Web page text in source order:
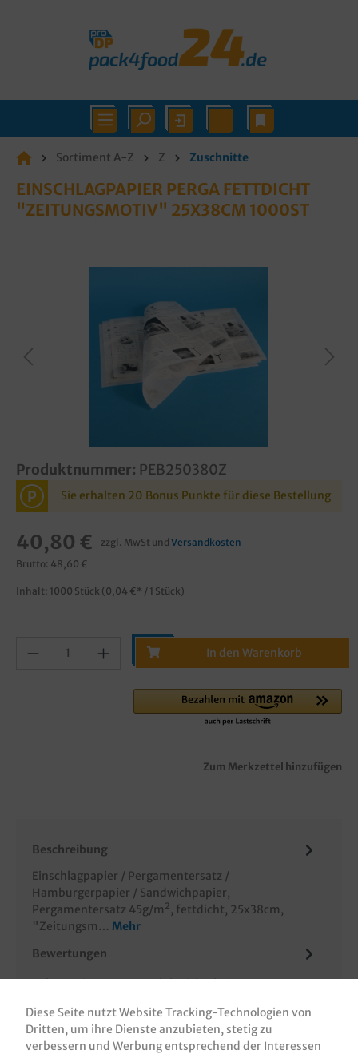
Sortiment A-Z Z Zuschnitte
EINSCHLAGPAPIER PERGA FETTDICHT
"ZEITUNGSMOTIV" 25X38CM 1000ST
Produktnummer: PEB250380Z
P Sie erhalten 20 Bonus Punkte für diese Bestellung
40,80 € zzgl. MwSt und Versandkosten
Brutto: 48,60 €
Inhalt: 1000 Stück (0,04 €* / 1 Stück)
In den Warenkorb
Zum Merkzettel hinzufügen
Beschreibung
Einschlagpapier / Pergamentersatz /
Hamburgerpapier / Sandwichpapier,
Pergamentersatz 45g/m², fettdicht, 25x38cm,
"Zeitungsm… Mehr
Bewertungen
Informationen zur Produktsicherheit
Diese Seite nutzt Website Tracking-Technologien von
Dritten, um ihre Dienste anzubieten, stetig zu
verbessern und Werbung entsprechend der Interessen